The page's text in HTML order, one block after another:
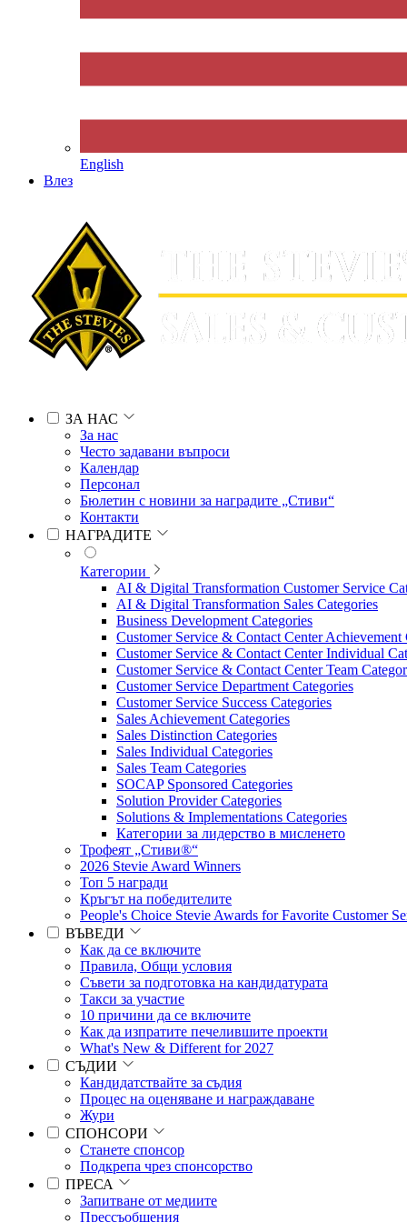
English
Влез
ЗА НАС
За нас
Често задавани въпроси
Календар
Персонал
Бюлетин с новини за наградите „Стиви“
Контакти
НАГРАДИТЕ
Категории
AI & Digital Transformation Customer Service
AI & Digital Transformation Sales Categories
Business Development Categories
Customer Service & Contact Center Achievement
Customer Service & Contact Center Individual
Customer Service & Contact Center Team
Customer Service Department Categories
Customer Service Success Categories
Sales Achievement Categories
Sales Distinction Categories
Sales Individual Categories
Sales Team Categories
SOCAP Sponsored Categories
Solution Provider Categories
Solutions & Implementations Categories
Категории за лидерство в мисленето
Трофеят „Стиви®“
2026 Stevie Award Winners
Топ 5 награди
Кръгът на победителите
People's Choice Stevie Awards for Favorite Customer
ВЪВЕДИ
Как да се включите
Правила, Общи условия
Съвети за подготовка на кандидатурата
Такси за участие
10 причини да се включите
Как да изпратите печелившите проекти
What's New & Different for 2027
СЪДИИ
Кандидатствайте за съдия
Процес на оценяване и награждаване
Жури
СПОНСОРИ
Станете спонсор
Подкрепа чрез спонсорство
ПРЕСА
Запитване от медиите
Прессъобщения